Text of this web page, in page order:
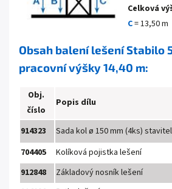
Celková
C= 13,50 m
Obsah balení lešení Stabilo
pracovní výšky 14,40 m:
Obj.
číslo
Popis dílu
914323 Sada kolø 150 mm (4ks)
704405
Kolíková pojistka lešení
912848
Základový nosník lešení